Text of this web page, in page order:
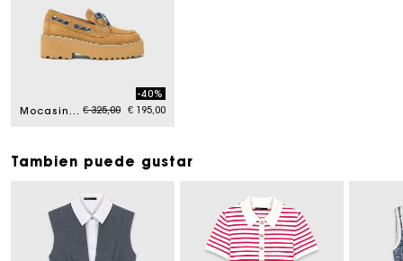
Mocasines náuticos de ante Price reduced from
€ 325,00to
-40%
€ 195,00
Tambien puede gustar